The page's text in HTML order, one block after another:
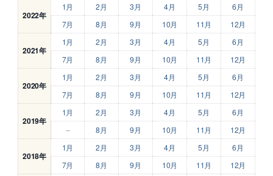
2022年
1月 2月 3月 4月 5月
6月
7月
8月 9月 10月 11月 12月
2021年
1月 2月 3月 4月 5月
6月
7月
8月 9月 10月 11月 12月
2020年
1月 2月 3月 4月 5月
6月
7月
8月 9月 10月 11月 12月
2019年
1月 2月 3月 4月 5月
6月
–
8月 9月 10月 11月 12月
2018年
1月 2月 3月 4月 5月
6月
7月
8月 9月 10月 11月 12月